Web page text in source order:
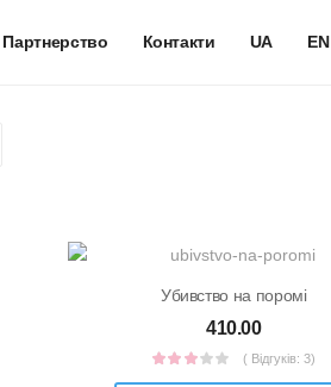
Партнерство Контакти UA EN
Убивство на поромі
410.00
( Відгуків: 3)